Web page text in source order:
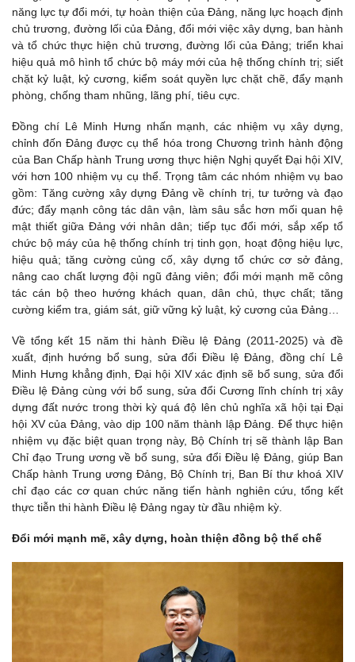
năng lực tự đổi mới, tự hoàn thiện của Đảng, năng lực hoạch định
chủ trương, đường lối của Đảng, đổi mới việc xây dựng, ban hành
và tổ chức thực hiện chủ trương, đường lối của Đảng; triển khai
hiệu quả mô hình tổ chức bộ máy mới của hệ thống chính trị; siết
chặt kỷ luật, kỷ cương, kiểm soát quyền lực chặt chẽ, đẩy mạnh
phòng, chống tham nhũng, lãng phí, tiêu cực.
Đồng chí Lê Minh Hưng nhấn mạnh, các nhiệm vụ xây dựng,
chỉnh đốn Đảng được cụ thể hóa trong Chương trình hành động
của Ban Chấp hành Trung ương thực hiện Nghị quyết Đại hội XIV,
với hơn 100 nhiệm vụ cụ thể. Trọng tâm các nhóm nhiệm vụ bao
gồm: Tăng cường xây dựng Đảng về chính trị, tư tưởng và đạo
đức; đẩy mạnh công tác dân vận, làm sâu sắc hơn mối quan hệ
mật thiết giữa Đảng với nhân dân; tiếp tục đổi mới, sắp xếp tổ
chức bộ máy của hệ thống chính trị tinh gọn, hoạt động hiệu lực,
hiệu quả; tăng cường củng cố, xây dựng tổ chức cơ sở đảng,
nâng cao chất lượng đội ngũ đảng viên; đổi mới mạnh mẽ công
tác cán bộ theo hướng khách quan, dân chủ, thực chất; tăng
cường kiểm tra, giám sát, giữ vững kỷ luật, kỷ cương của Đảng…
Về tổng kết 15 năm thi hành Điều lệ Đảng (2011-2025) và đề
xuất, định hướng bổ sung, sửa đổi Điều lệ Đảng, đồng chí Lê
Minh Hưng khẳng định, Đại hội XIV xác định sẽ bổ sung, sửa đổi
Điều lệ Đảng cùng với bổ sung, sửa đổi Cương lĩnh chính trị xây
dựng đất nước trong thời kỳ quá độ lên chủ nghĩa xã hội tại Đại
hội XV của Đảng, vào dịp 100 năm thành lập Đảng. Để thực hiện
nhiệm vụ đặc biệt quan trọng này, Bộ Chính trị sẽ thành lập Ban
Chỉ đạo Trung ương về bổ sung, sửa đổi Điều lệ Đảng, giúp Ban
Chấp hành Trung ương Đảng, Bộ Chính trị, Ban Bí thư khoá XIV
chỉ đạo các cơ quan chức năng tiến hành nghiên cứu, tổng kết
thực tiễn thi hành Điều lệ Đảng ngay từ đầu nhiệm kỳ.
Đổi mới mạnh mẽ, xây dựng, hoàn thiện đồng bộ thể chế